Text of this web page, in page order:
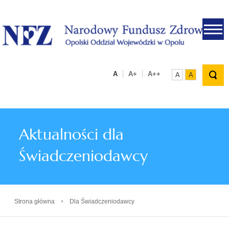
.
A A+ A++ A A
Aktualności dla
Świadczeniodawcy
Strona główna › Dla Świadczeniodawcy